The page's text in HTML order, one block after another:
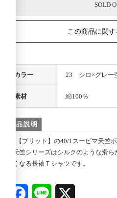
SOLD
この商品に関
カラー 23 シロ×グレー
素材 綿100％
商品説明
prit【プリット】の40/1スーピマ天
マ天竺シリーズはシルクのような滑
しくなる長袖Ｔシャツです。
FacebookLine